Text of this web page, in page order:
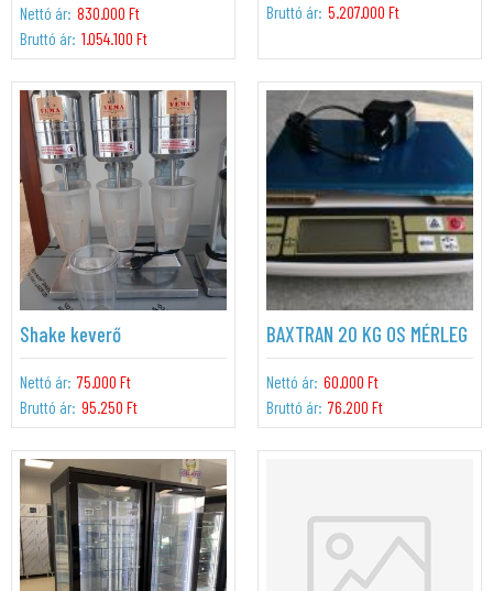
Nettó ár: 830.000 Ft
Bruttó ár: 1.054.100 Ft
Bruttó ár: 5.207.000 Ft
Shake keverő
Nettó ár: 75.000 Ft
Bruttó ár: 95.250 Ft
BAXTRAN 20 KG OS MÉRLEG
Nettó ár: 60.000 Ft
Bruttó ár: 76.200 Ft